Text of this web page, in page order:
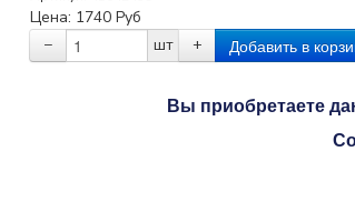
Цена: 1740 Руб
−
шт +
Вы приобретаете